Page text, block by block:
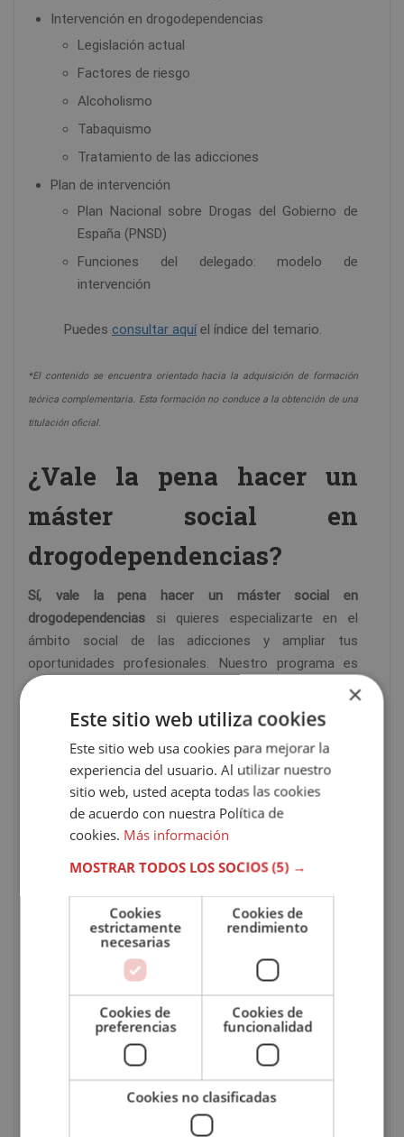
Intervención en drogodependencias
Legislación actual
Factores de riesgo
Alcoholismo
Tabaquismo
Tratamiento de las adicciones
Plan de intervención
Plan Nacional sobre Drogas del Gobierno de
España (PNSD)
Funciones del delegado: modelo de
intervención
Puedes consultar aquíel índice del temario.
*El contenido se encuentra orientado hacia la adquisición de formación
teórica complementaria. Esta formación no conduce a la obtención de una
titulación oficial.
¿Vale la pena hacer un
máster social en
drogodependencias?
Sí, vale la pena hacer un máster social en
drogodependencias si quieres especializarte en el
ámbito social de las adicciones y ampliar tus
oportunidades profesionales. Nuestro programa es
una muy buena opción para formarte en este sector,
ya que ofrece contenidos completos y actualizados
que te permitiránprofundizar en un área con alta
demanda social.
Este máster social en drogodependencia cuenta con
una carga horaria de600 horas, una duración máxima
1 año,metodología flexible, modalidad
temario completo y de calidad. Además, incluye un
personal, para que te sientas acompañado en todo
momento durante tu proceso formativo.
Salidas laborales
Gracias a este máster social en drogodependencias,
obtendrás conocimientos y competencias
tu labor en diferentes ámbitos relacionados con la
intervención social y la prevención de adicciones,
×
Este sitio web utiliza cookies
Este sitio web usa cookies para mejorar la
experiencia del usuario. Al utilizar nuestro
sitio web, usted acepta todas las cookies
de acuerdo con nuestra Política de
cookies. Más información
MOSTRAR TODOS LOS SOCIOS(5) →
Cookies
estrictamente
necesarias
Cookies de
rendimiento
Cookies de
preferencias
Cookies de
funcionalidad
Cookies no clasificadas